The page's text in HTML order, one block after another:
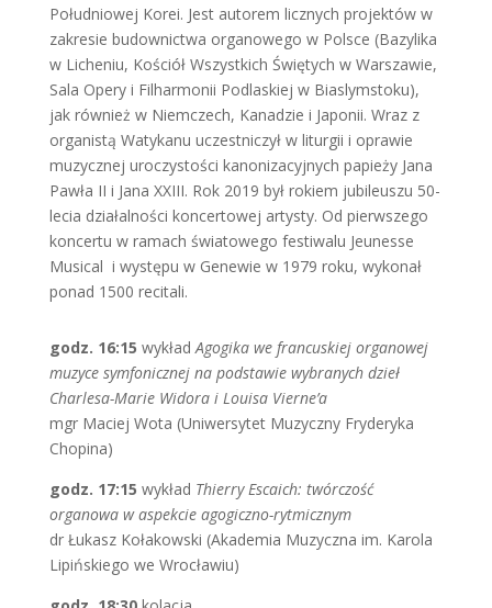
Południowej Korei. Jest autorem licznych projektów w
zakresie budownictwa organowego w Polsce (Bazylika
w Licheniu, Kościół Wszystkich Świętych w Warszawie,
Sala Opery i Filharmonii Podlaskiej w Biaslymstoku),
jak również w Niemczech, Kanadzie i Japonii. Wraz z
organistą Watykanu uczestniczył w liturgii i oprawie
muzycznej uroczystości kanonizacyjnych papieży Jana
Pawła II i Jana XXIII. Rok 2019 był rokiem jubileuszu 50-
lecia działalności koncertowej artysty. Od pierwszego
koncertu w ramach światowego festiwalu Jeunesse
Musical i występu w Genewie w 1979 roku, wykonał
ponad 1500 recitali.
godz. 16:15 wykładAgogika we francuskiej organowej
muzyce symfonicznej na podstawie wybranych dzieł
Charlesa-Marie Widora i Louisa Vierne’a
mgr Maciej Wota (Uniwersytet Muzyczny Fryderyka
Chopina)
godz. 17:15 wykład Thierry Escaich: twórczość
organowa w aspekcie agogiczno-rytmicznym
dr Łukasz Kołakowski (Akademia Muzyczna im. Karola
Lipińskiego we Wrocławiu)